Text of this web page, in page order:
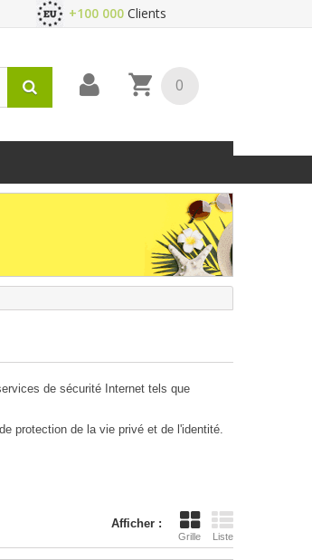
+100 000Clients
0
de sécurité Internet tels que
protection de la vie privé et de l'identité.
Afficher :
Grille Liste